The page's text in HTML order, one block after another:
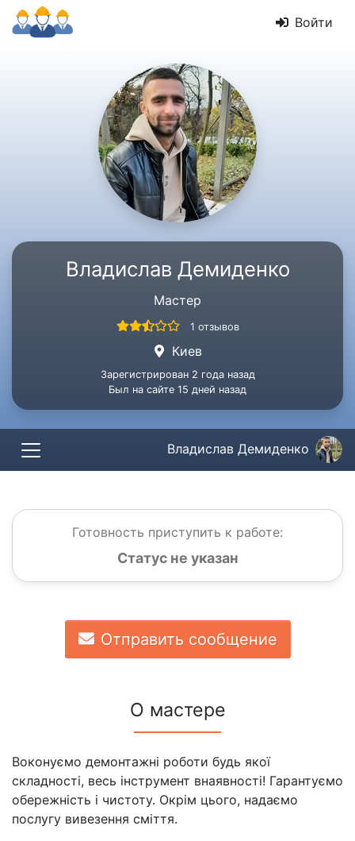
Войти
Владислав Демиденко
Мастер
1 отзывов
Киев
Зарегистрирован 2 года назад
Был на сайте 15 дней назад
Владислав Демиденко
Готовность приступить к работе:
Статус не указан
Отправить сообщение
О мастере
Воконуємо демонтажні роботи будь якої
складності, весь інструмент внаявності! Гарантуємо
обережність і чистоту. Окрім цього, надаємо
послугу вивезення сміття.